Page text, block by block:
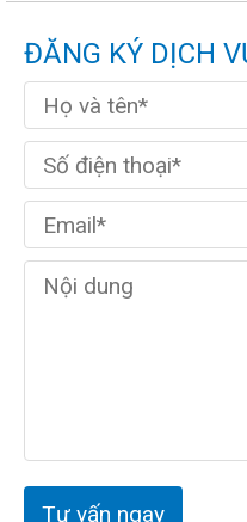
ĐĂNG KÝ DỊCH